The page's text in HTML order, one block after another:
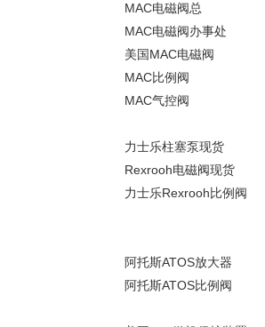
MAC电磁阀总
MAC电磁阀办事处
美国MAC电磁阀
MAC比例阀
MAC气控阀
力士乐柱塞泵现货
Rexrooh电磁阀现货
力士乐Rexrooh比例阀
阿托斯ATOS放大器
阿托斯ATOS比例阀